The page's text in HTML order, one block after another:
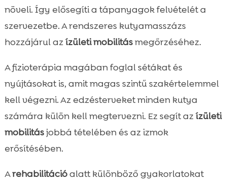
növeli. Így elősegíti a tápanyagok felvételét a
szervezetbe. A rendszeres kutyamasszázs
hozzájárul azízületi mobilitásmegőrzéséhez.
A fizioterápia magában foglal sétákat és
nyújtásokat is, amit magas szintű szakértelemmel
kell végezni. Az edzésterveket minden kutya
számára külön kell megtervezni. Ez segít azízületi
mobilitásjobbá tételében és az izmok
erősítésében.
Arehabilitációalatt különböző gyakorlatokat